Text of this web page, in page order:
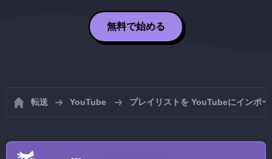
無料で始める
転送 YouTube プレイリストを YouTubeにインポー